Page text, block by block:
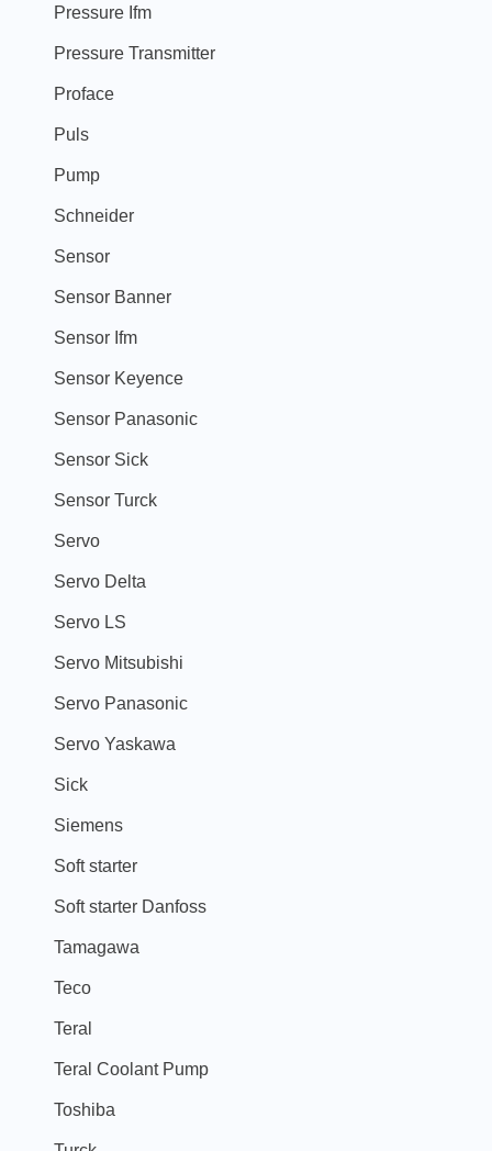
Pressure Ifm
Pressure Transmitter
Proface
Puls
Pump
Schneider
Sensor
Sensor Banner
Sensor Ifm
Sensor Keyence
Sensor Panasonic
Sensor Sick
Sensor Turck
Servo
Servo Delta
Servo LS
Servo Mitsubishi
Servo Panasonic
Servo Yaskawa
Sick
Siemens
Soft starter
Soft starter Danfoss
Tamagawa
Teco
Teral
Teral Coolant Pump
Toshiba